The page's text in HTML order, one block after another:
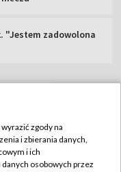
"Jestem zadowolona
zgody na
i zbierania danych,
i ich
osobowych przez